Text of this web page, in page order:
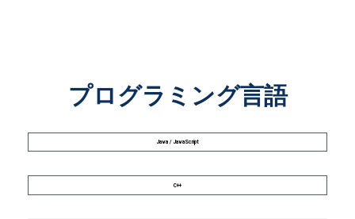
プログラミング言語
Java / JavaScript
C++